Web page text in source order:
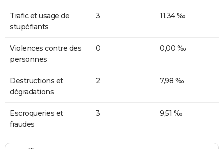
Trafic et usage de
stupéfiants
3 11,34 ‰
Violences contre des
personnes
0 0,00 ‰
Destructions et
dégradations
2 7,98 ‰
Escroqueries et
fraudes
3 9,51 ‰